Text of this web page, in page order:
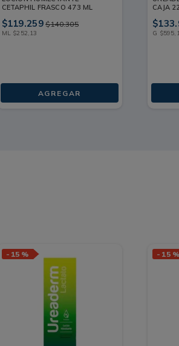
CETAPHIL FRASCO 473 ML
$119.259 $140.305
ML $252,13
AGREGAR
CAJA
$133.
G $595,
- 15 % - 15 %